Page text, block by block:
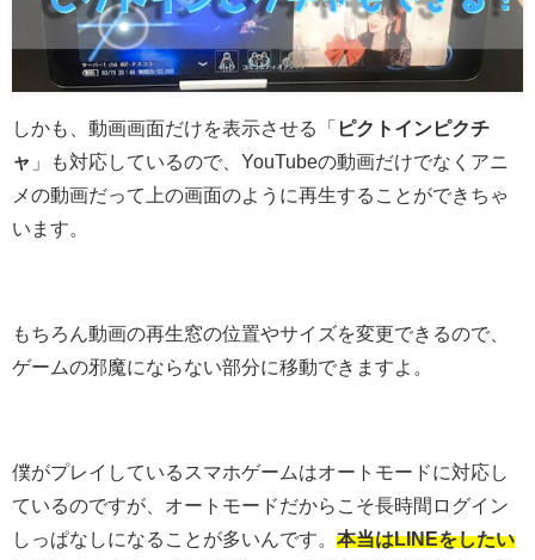
しかも、動画画面だけを表示させる「 ピクトインピクチ
ャ 」も対応しているので、YouTubeの動画だけでなくアニ
メの動画だって上の画面のように再生することができちゃ
います。
もちろん動画の再生窓の位置やサイズを変更できるので、
ゲームの邪魔にならない部分に移動できますよ。
僕がプレイしているスマホゲームはオートモードに対応し
ているのですが、オートモードだからこそ長時間ログイン
しっぱなしになることが多いんです。 本当はLINEをしたい